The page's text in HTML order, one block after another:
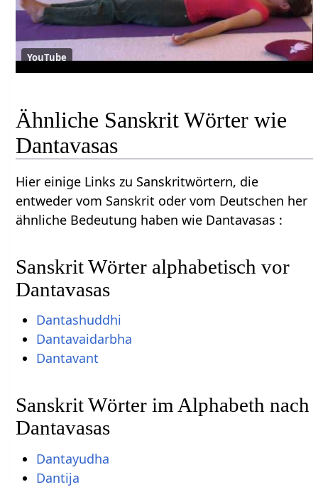
YouTube
Ähnliche Sanskrit Wörter wie
Dantavasas
Hier einige Links zu Sanskritwörtern, die
entweder vom Sanskrit oder vom Deutschen her
ähnliche Bedeutung haben wie Dantavasas :
Sanskrit Wörter alphabetisch vor
Dantavasas
Dantashuddhi
Dantavaidarbha
Dantavant
Sanskrit Wörter im Alphabeth nach
Dantavasas
Dantayudha
Dantija